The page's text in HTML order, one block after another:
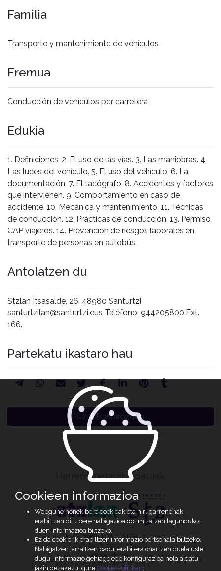
Familia
Transporte y mantenimiento de vehículos
Eremua
Conducción de vehículos por carretera
Edukia
1. Definiciones. 2. El uso de las vías. 3. Las maniobras. 4.
Las luces del vehículo. 5. El uso del vehículo. 6. La
documentación. 7. El tacógrafo. 8. Accidentes y factores
que intervienen. 9. Comportamiento en caso de
accidente. 10. Mecánica y mantenimiento. 11. Técnicas
de conducción. 12. Prácticas de conducción. 13. Permiso
CAP viajeros. 14. Prevención de riesgos laborales en
transporte de personas en autobús.
Antolatzen du
Stzlan Itsasalde, 26. 48980 Santurtzi
santurtzilan@santurtzi.eus Teléfono: 944205800 Ext.
166.
Partekatu ikastaro hau
Itzuli Ikastaroetara
Harremanetarako datuak
Santurtziko Udala
Ordutegia: 09:00 - 14:00
Itsasalde 26
48980 SANTURTZI Bizkaia
Cookieen informazioa
Webgune honek bere cookieak eta hirugarrenenak
erabiltzen ditu bere nabigazioa optimizatzen lagunduko
duen informazioa biltzeko.
Ez da cookierik erabiltzen informazio pertsonala biltzeko.
Nabigatzen jarraitzen badu, erabilera onartzen duela uste
dugu. Informazio gehiago edo konfigurazioa nola aldatu
jakin dezakezu, gure Cookie Politikan.